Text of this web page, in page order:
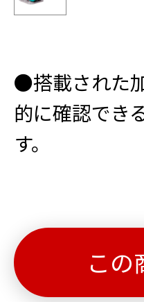
●搭載された
的に確認でき
す。
こ